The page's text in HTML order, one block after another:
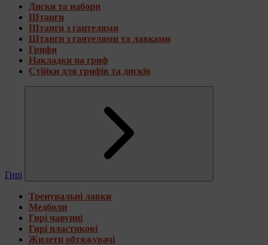
Диски та набори
Штанги
Штанги з гантелями
Штанги з гантелями та лавками
Грифи
Накладки на гриф
Стійки для грифів та дисків
Гирі
Тренувальні лавки
Медболи
Гирі чавунні
Гирі пластикові
Жилети обтяжувачі